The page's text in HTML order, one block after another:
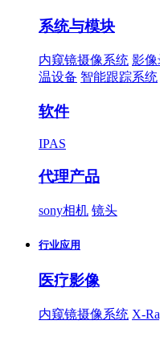
系统与模块
内窥镜摄像系统 影像
温设备 智能跟踪系统
软件
IPAS
代理产品
sony相机 镜头
行业应用
医疗影像
内窥镜摄像系统 X-